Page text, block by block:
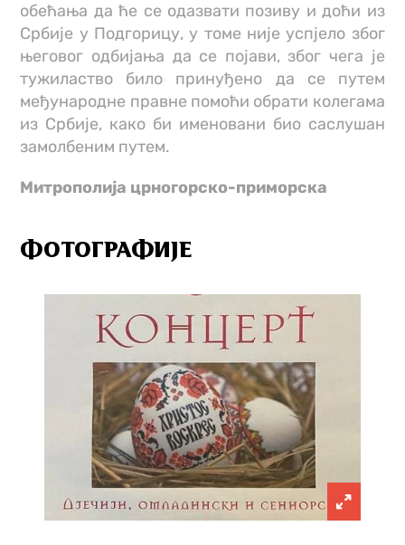
обећања да ће се одазвати позиву и доћи из
Србије у Подгорицу, у томе није успјело због
његовог одбијања да се појави, због чега је
тужиластво било принуђено да се путем
међународне правне помоћи обрати колегама
из Србије, како би именовани био саслушан
замолбеним путем.
Митрополија црногорско-приморска
ФОТОГРАФИЈЕ